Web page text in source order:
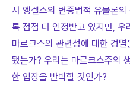
서 엥겔스의 변증법적 유물론의
록 점점 더 인정받고 있지만,
마르크스의 관련성에 대한 경
됐는가? 우리는 마르크스주의
한 입장을 반박할 것인가?